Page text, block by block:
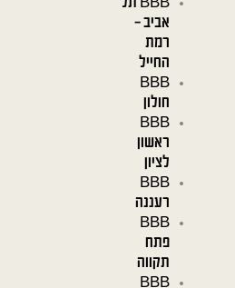
אביב –
רמת
החייל
BBB
חולון
BBB
ראשון
לציון
BBB
רעננה
BBB
פתח
תקווה
BBB